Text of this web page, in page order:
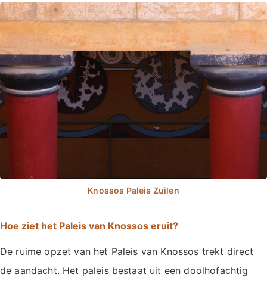
Hoe ziet het Paleis van Knossos eruit?
De ruime opzet van het Paleis van Knossos trekt direct
de aandacht. Het paleis bestaat uit een doolhofachtig